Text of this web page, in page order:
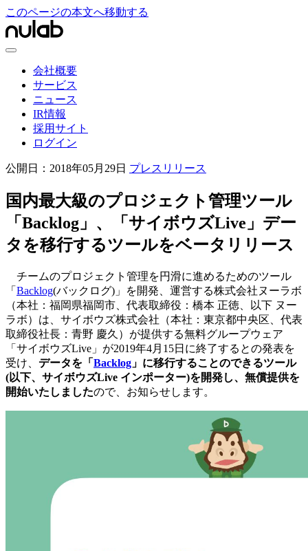
このページの本文へ移動する
会社概要
サービス
ニュース
IR情報
採用サイト
ログイン
公開日： 2018年05月29日 プレスリリース
国内最大級のプロジェクト管理ツール
「Backlog」、「サイボウズLive」デー
タを移行するツールをベータリリース
チームのプロジェクト管理を円滑に進めるためのツール
「 Backlog(バックログ)」を開発、運営する株式会社ヌーラボ
（本社：福岡県福岡市、代表取締役：橋本 正徳、以下 ヌー
ラボ）は、サイボウズ株式会社（本社：東京都中央区、代表
取締役社長：青野 慶久）が提供する無料グループウェア
「サイボウズLive」が2019年4月15日に終了するとの発表を
受け、 データを「 Backlog 」に移行することのできるツール
(以下、サイボウズLive インポーター)を開発し、無償提供を
開始いたしましたので、お知らせします。